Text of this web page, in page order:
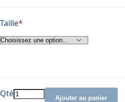
Taille
Qté Ajouter au panier